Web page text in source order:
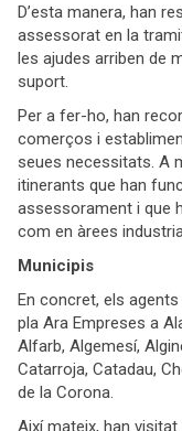
D’esta manera, han
assessorat en la
les ajudes arriben de
suport.
Per a fer-ho, han
comerços i
seues necessitats. A
itinerants que han
assessorament i que
com en àrees
Municipis
En concret, els
pla Ara Empreses a
Alfarb, Algemesí,
Catarroja, Catadau,
de la Corona.
Així mateix, han